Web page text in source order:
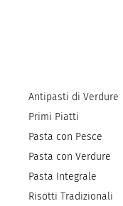
Antipasti di Verdure
Primi Piatti
Pasta con Pesce
Pasta con Verdure
Pasta Integrale
Risotti Tradizionali